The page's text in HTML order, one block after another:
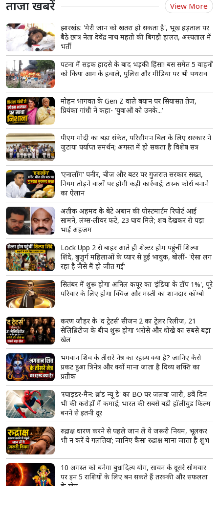
पिंपल्स कंट्रोल करें आसान स्टेप्स से
साफ और ग्लोइंग स्किन के लिए सही रूटीन अपनाएं
हाइड्रेशन और हेल्दी लाइफस्टाइल से स्किन चमकदार बनाएं
read more
ताजा खबरें
झारखंड: 'मेरी जान को खतरा हो सकता है', भूख हड़ताल पर
बैठे छात्र नेता देवेंद्र नाथ महतो की बिगड़ी हालत, अस्पताल में
पटना में सड़क हादसे के बाद भड़की हिंसा! बस समेत 5 वाहनों
को किया आग के हवाले, पुलिस और मीडिया पर भी पथराव
मोहन भागवत के Gen Z वाले बयान पर सियासत तेज,
प्रियंका गांधी ने कहा- 'युवाओं को उनके...'
पीएम मोदी का बड़ा संकेत, परिसीमन बिल के लिए सरकार ने
जुटाया पर्याप्त समर्थन; अगस्त में हो सकता है विशेष सत्र
'एनालॉग' पनीर, चीज और बटर पर गुजरात सरकार सख्त,
नियम तोड़ने वालों पर होगी कड़ी कार्रवाई; टास्क फोर्स बनाने
अतीक अहमद के बेटे अबान की पोस्टमार्टम रिपोर्ट आई
सामने, लंग्स-लीवर फटे, 23 घाव मिले; शव देखकर रो पड़ा
भाई अहजम
Lock Upp 2 से बाहर आते ही शेल्टर होम पहुंचीं शिल्पा
शिंदे, बुजुर्ग महिलाओं के प्यार से हुईं भावुक, बोलीं- 'ऐसा लग
रहा है जैसे मैं ही जीत गई'
सितंबर में शुरू होगा अनिल कपूर का 'इंडिया के टॉप 1%', पूरे
परिवार के लिए होगा क्विज और मस्ती का शानदार कॉम्बो
करण जौहर के 'द ट्रेटर्स' सीजन 2 का ट्रेलर रिलीज, 21
सेलिब्रिटीज के बीच शुरू होगा भरोसे और धोखे का सबसे बड़ा
भगवान शिव के तीसरे नेत्र का रहस्य क्या है? जानिए कैसे
प्रकट हुआ त्रिनेत्र और क्यों माना जाता है दिव्य शक्ति का
प्रतीक